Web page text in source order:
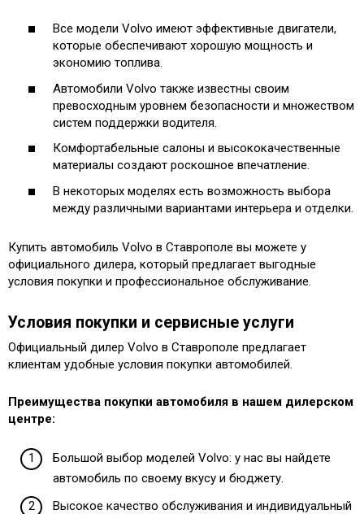
Все модели Volvo имеют эффективные двигатели,
которые обеспечивают хорошую мощность и
экономию топлива.
Автомобили Volvo также известны своим
превосходным уровнем безопасности и множеством
систем поддержки водителя.
Комфортабельные салоны и высококачественные
материалы создают роскошное впечатление.
В некоторых моделях есть возможность выбора
между различными вариантами интерьера и отделки.
Купить автомобиль Volvo в Ставрополе вы можете у
официального дилера, который предлагает выгодные
условия покупки и профессиональное обслуживание.
Условия покупки и сервисные услуги
Официальный дилер Volvo в Ставрополе предлагает
клиентам удобные условия покупки автомобилей.
Преимущества покупки автомобиля в нашем дилерском
центре:
Большой выбор моделей Volvo: у нас вы найдете
автомобиль по своему вкусу и бюджету.
Высокое качество обслуживания и индивидуальный